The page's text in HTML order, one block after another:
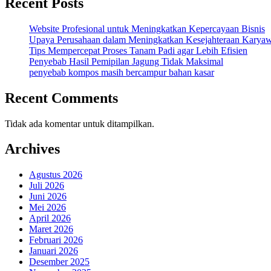
Website Profesional untuk Meningkatkan Kepercayaan Bisnis
Upaya Perusahaan dalam Meningkatkan Kesejahteraan
Tips Mempercepat Proses Tanam Padi agar Lebih Efisien
Penyebab Hasil Pemipilan Jagung Tidak Maksimal
penyebab kompos masih bercampur bahan kasar
Recent Comments
Tidak ada komentar untuk ditampilkan.
Archives
Agustus 2026
Juli 2026
Juni 2026
Mei 2026
April 2026
Maret 2026
Februari 2026
Januari 2026
Desember 2025